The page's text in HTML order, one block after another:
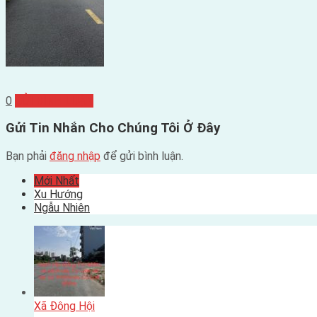
0
Gửi Tin Nhắn Cho Chúng Tôi Ở Đây
Bạn phải đăng nhập để gửi bình luận.
Mới Nhất
Xu Hướng
Ngẫu Nhiên
Xã Đông Hội